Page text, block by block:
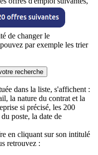
de changer le
par exemple les trier
recherche
dans la liste, s'affichent :
la nature du contrat et la
si précisé, les 200
poste, la date de
en cliquant sur son intitulé
retrouvez :